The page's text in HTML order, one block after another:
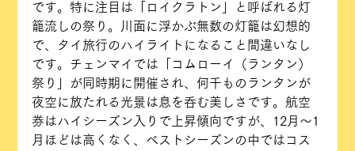
です。特に注目は「ロイクラトン」と呼ばれる灯
籠流しの祭り。川面に浮かぶ無数の灯籠は幻想的
で、タイ旅行のハイライトになること間違いなし
です。チェンマイでは「コムローイ（ランタン）
祭り」が同時期に開催され、何千ものランタンが
夜空に放たれる光景は息を呑む美しさです。航空
券はハイシーズン入りで上昇傾向ですが、12月〜1
月ほどは高くなく、ベストシーズンの中ではコス